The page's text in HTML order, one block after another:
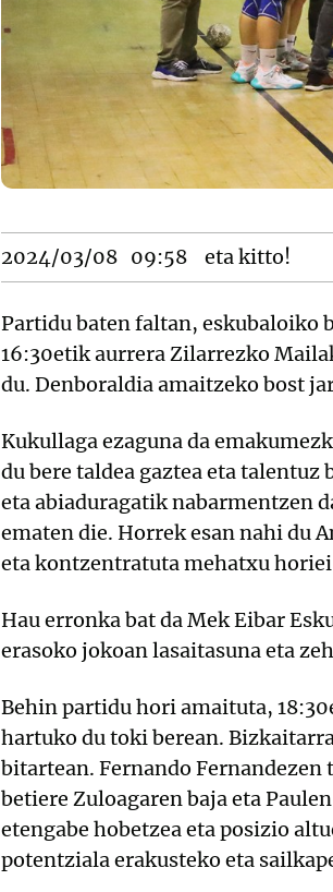
2024/03/08 09:58 eta kitto!
Partidu baten faltan, eskubaloiko
16:30etik aurrera Zilarrezko
du. Denboraldia amaitzeko bost
Kukullaga ezaguna da
du bere taldea gaztea eta
eta abiaduragatik nabarmentzen
ematen die. Horrek esan nahi du
eta kontzentratuta mehatxu
Hau erronka bat da Mek Eibar
erasoko jokoan lasaitasuna eta
Behin partidu hori amaituta,
hartuko du toki berean.
bitartean. Fernando Fernandezen
betiere Zuloagaren baja eta
etengabe hobetzea eta posizio
potentziala erakusteko eta